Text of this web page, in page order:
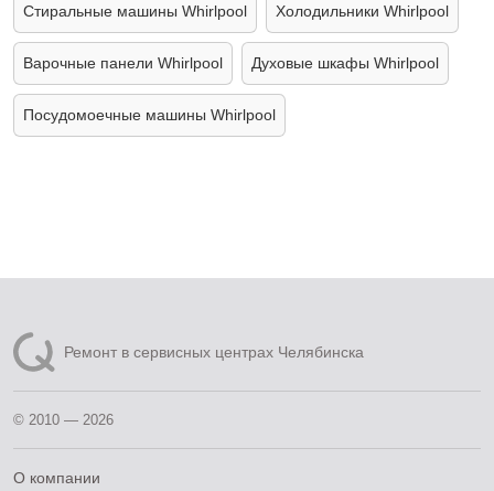
Стиральные машины Whirlpool Холодильники Whirlpool
Варочные панели Whirlpool Духовые шкафы Whirlpool
Посудомоечные машины Whirlpool
Ремонт в сервисных центрах Челябинска
© 2010 — 2026
О компании